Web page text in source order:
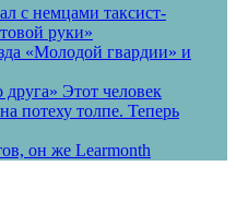
с немцами таксист-
руки»
«Молодой гвардии» и
Этот человек
потеху толпе. Теперь
он же Learmonth